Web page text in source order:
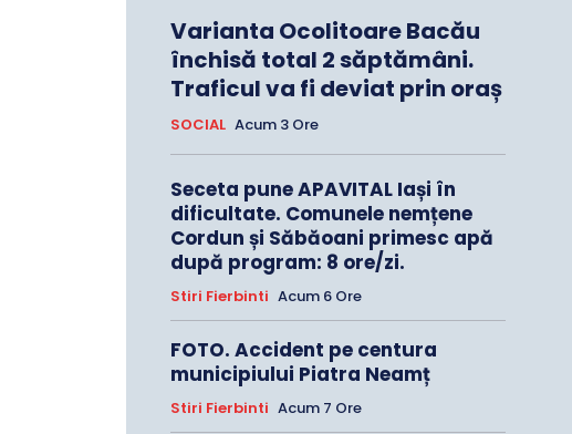
Varianta Ocolitoare Bacău
închisă total 2 săptămâni.
Traficul va fi deviat prin oraș
SOCIAL Acum 3 Ore
Seceta pune APAVITAL Iași în
dificultate. Comunele nemțene
Cordun și Săbăoani primesc apă
după program: 8 ore/zi.
Stiri Fierbinti Acum 6 Ore
FOTO. Accident pe centura
municipiului Piatra Neamț
Stiri Fierbinti Acum 7 Ore